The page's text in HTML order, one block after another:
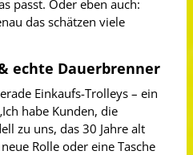
passt. Oder eben auch:
das schätzen viele
echte Dauerbrenner
Einkaufs-Trolleys – ein
habe Kunden, die
zu uns, das 30 Jahre alt
Rolle oder eine Tasche